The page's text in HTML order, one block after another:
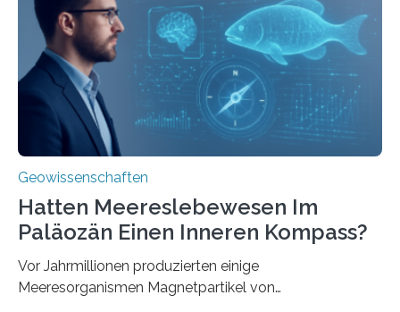
Forschungsergebnisse zusammen und interpretiert sie
neu, um zu erklären, wie Eisen, das aus hydrothermalen
Systemen freigesetzt wird, über ganze Ozeanbecken
transportiert werden kann. „Das…
Geowissenschaften
Hatten Meereslebewesen Im
Paläozän Einen Inneren Kompass?
Vor Jahrmillionen produzierten einige
Meeresorganismen Magnetpartikel von